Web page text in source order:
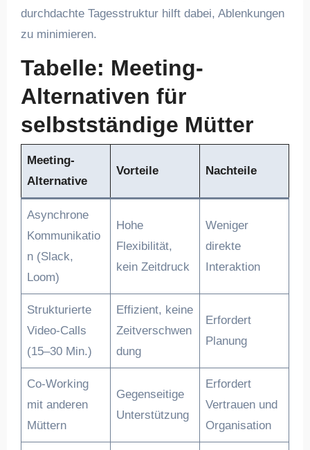
durchdachte Tagesstruktur hilft dabei, Ablenkungen
zu minimieren.
Tabelle: Meeting-
Alternativen für
selbstständige Mütter
Meeting-
Alternative
Vorteile Nachteile
Asynchrone
Kommunikatio
n (Slack,
Loom)
Hohe
Flexibilität,
kein Zeitdruck
Weniger
direkte
Interaktion
Strukturierte
Video-Calls
(15–30 Min.)
Effizient, keine
Zeitverschwen
dung
Erfordert
Planung
Co-Working
mit anderen
Müttern
Gegenseitige
Unterstützung
Erfordert
Vertrauen und
Organisation